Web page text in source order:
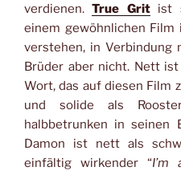
verdienen.True Gritist
einem gewöhnlichen Film
verstehen, in Verbindung
Brüder aber nicht. Nett
Wort, das auf diesen
und solide als
halbbetrunken in seinen
Damon ist nett als
einfältig wirkender “I’m